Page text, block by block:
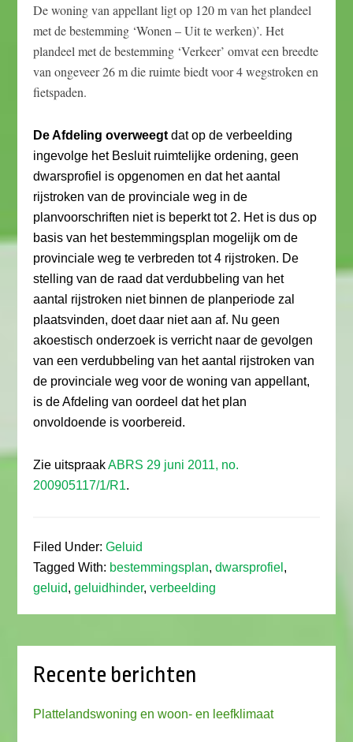
De woning van appellant ligt op 120 m van het plandeel
met de bestemming ‘Wonen – Uit te werken)’. Het
plandeel met de bestemming ‘Verkeer’ omvat een breedte
van ongeveer 26 m die ruimte biedt voor 4 wegstroken en
fietspaden.
De Afdeling overweegt dat op de verbeelding
ingevolge het Besluit ruimtelijke ordening, geen
dwarsprofiel is opgenomen en dat het aantal
rijstroken van de provinciale weg in de
planvoorschriften niet is beperkt tot 2. Het is dus op
basis van het bestemmingsplan mogelijk om de
provinciale weg te verbreden tot 4 rijstroken. De
stelling van de raad dat verdubbeling van het
aantal rijstroken niet binnen de planperiode zal
plaatsvinden, doet daar niet aan af. Nu geen
akoestisch onderzoek is verricht naar de gevolgen
van een verdubbeling van het aantal rijstroken van
de provinciale weg voor de woning van appellant,
is de Afdeling van oordeel dat het plan
onvoldoende is voorbereid.
Zie uitspraakABRS 29 juni 2011, no.
200905117/1/R1.
Filed Under:Geluid
Tagged With: bestemmingsplan,dwarsprofiel ,
geluid,geluidhinder,verbeelding
Recente berichten
Plattelandswoning en woon- en leefklimaat